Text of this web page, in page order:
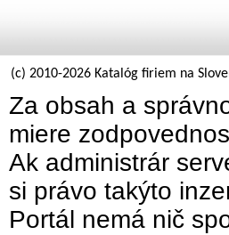
(c) 2010-2026 Katalóg firiem na
Za obsah a
miere
Ak administrár
si právo takýto
Portál nemá nič